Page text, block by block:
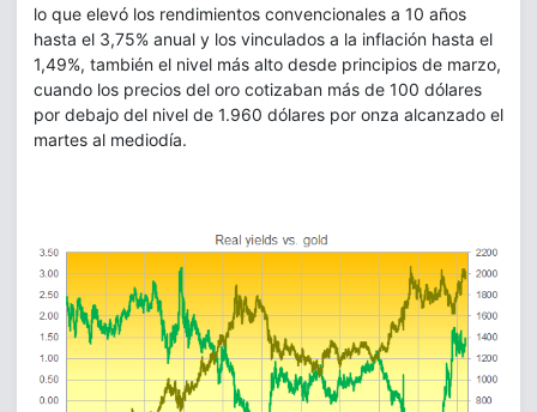
lo que elevó los rendimientos convencionales a 10 años
hasta el 3,75% anual y los vinculados a la inflación hasta el
1,49%, también el nivel más alto desde principios de marzo,
cuando los precios del oro cotizaban más de 100 dólares
por debajo del nivel de 1.960 dólares por onza alcanzado el
martes al mediodía.